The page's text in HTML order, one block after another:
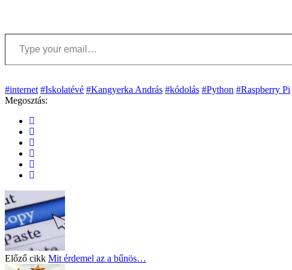
Type your email…
#internet #Iskolatévé #Kangyerka András #kódolás #Python #Raspberry Pi
Megosztás:
Előző cikk Mit érdemel az a bűnös…